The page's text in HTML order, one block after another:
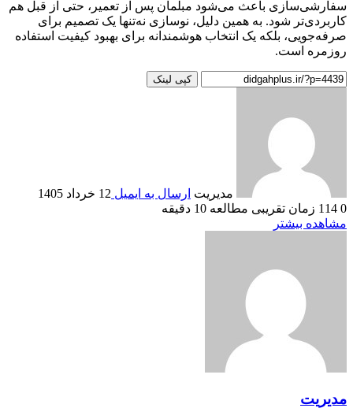
سفارشی‌سازی باعث می‌شود مبلمان پس از تعمیر، حتی از قبل هم
کاربردی‌تر شود. به همین دلیل، نوسازی نه‌تنها یک تصمیم برای
صرفه‌جویی، بلکه یک انتخاب هوشمندانه برای بهبود کیفیت استفاده
روزمره است.
کپی لینک
مدیریت ارسال به ایمیل 12 خرداد 1405
0
زمان تقریبی مطالعه 10 دقیقه
مشاهده بیشتر
مدیریت